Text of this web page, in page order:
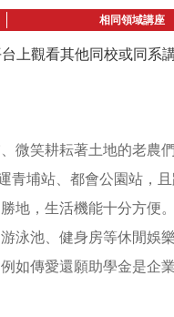
相同領域講座
上觀看其他同校或同系
微笑耕耘著土地的老農
青埔站、都會公園站，
地，生活機能十分方便
泳池、健身房等休閒娛
如傳愛還願助學金是企